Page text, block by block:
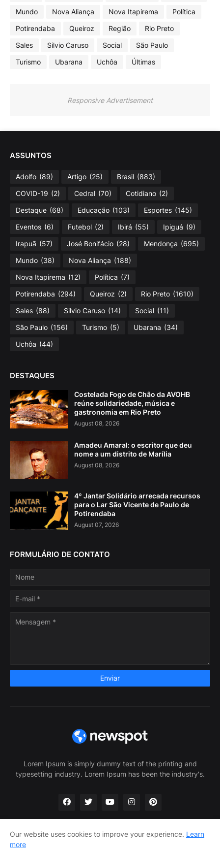
Mundo
Nova Aliança Nova Itapirema
Política
Potirendaba
Queiroz Região
Rio Preto
Sales
Silvio Caruso Social
São Paulo
Turismo
Ubarana Uchôa Últimas
Responsive Advertisement
ASSUNTOS
Adolfo (89) Artigo (25) Brasil (883)
COVID-19 (2) Cedral (70) Cotidiano (2)
Destaque (68) Educação (103) Esportes (145)
Eventos (6) Futebol (2) Ibirá (55) Ipiguá (9)
Irapuã (57) José Bonifácio (28) Mendonça (695)
Mundo (38) Nova Aliança (188)
Nova Itapirema (12) Política (7)
Potirendaba (294) Queiroz (2) Rio Preto (1610)
Sales (88) Silvio Caruso (14) Social (11)
São Paulo (156) Turismo (5) Ubarana (34)
Uchôa (44)
DESTAQUES
Costelada Fogo de Chão da AVOHB
reúne solidariedade, música e
gastronomia em Rio Preto
August 08, 2026
Amadeu Amaral: o escritor que deu
nome a um distrito de Marília
August 08, 2026
4º Jantar Solidário arrecada recursos
para o Lar São Vicente de Paulo de
Potirendaba
August 07, 2026
FORMULÁRIO DE CONTATO
Lorem Ipsum is simply dummy text of the printing and
typesetting industry. Lorem Ipsum has been the industry's.
Our website uses cookies to improve your experience. Learn
more